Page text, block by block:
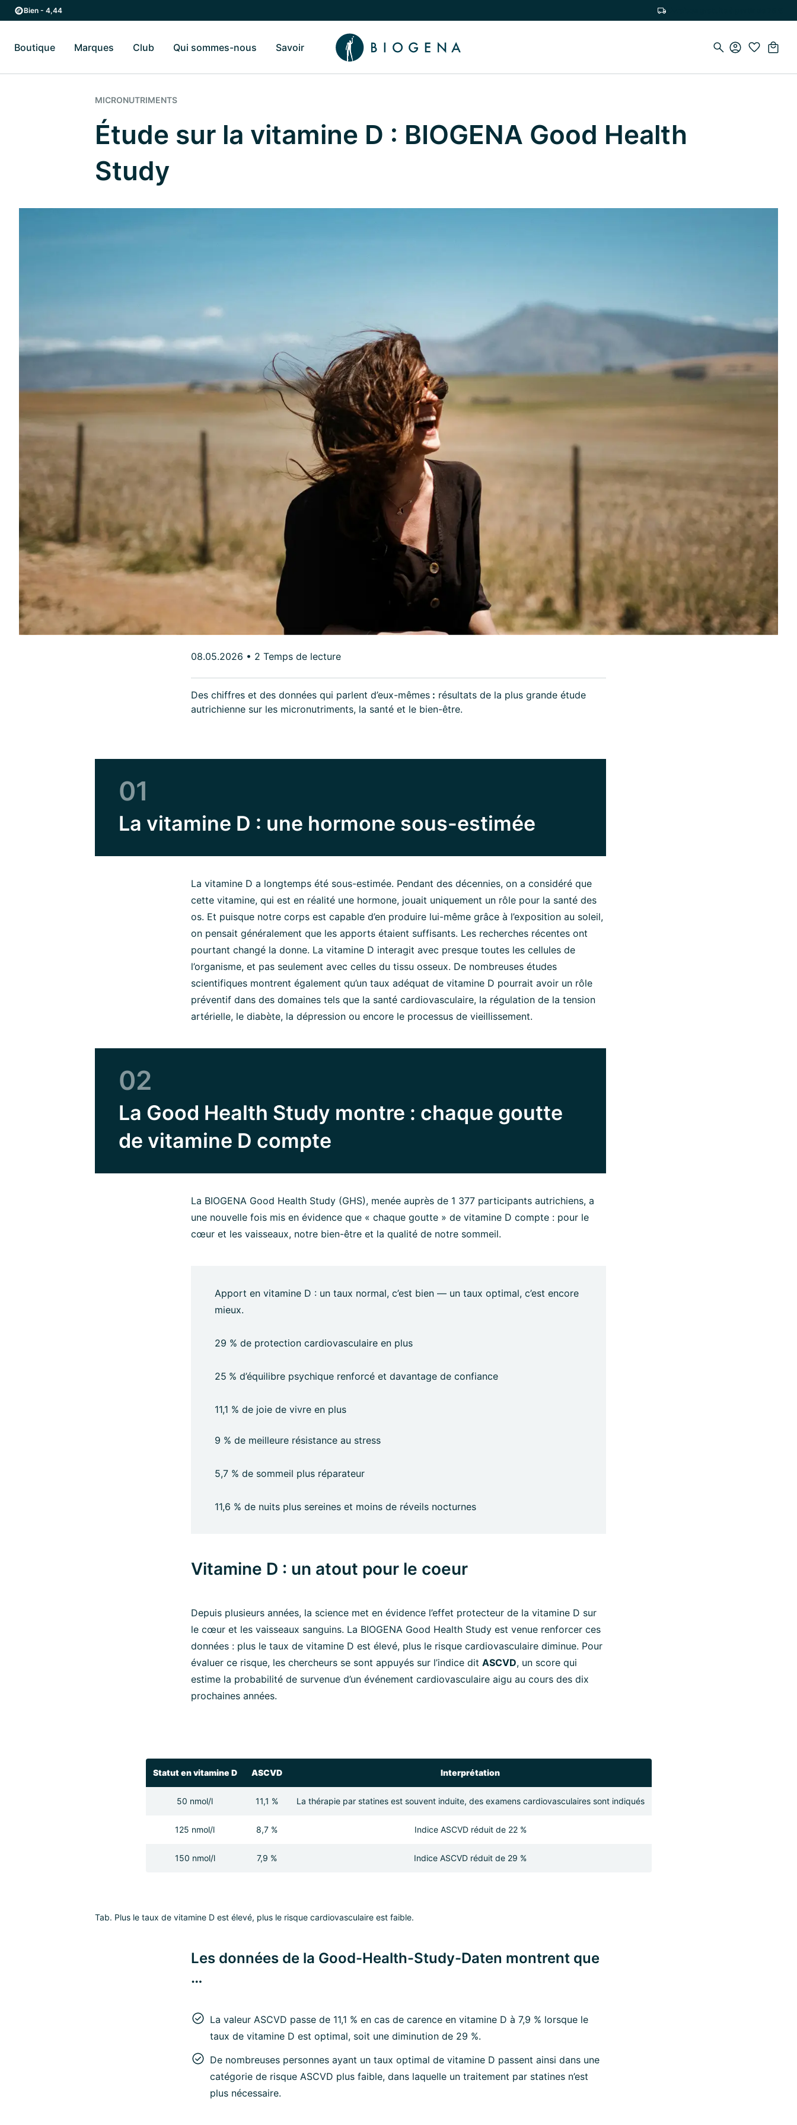
Passer au contenu principal
Passer à la navigation principale
Bien - 4,44
Boutique Basculer vers le sous-menu Boutique
Marques Basculer vers le sous-menu Marques
Club Qui sommes-nous Basculer vers le sous-menu Qui sommes-nous
Savoir Basculer vers le sous-menu Savoir
MICRONUTRIMENTS
Étude sur la vitamine D : BIOGENA Good Health
Study
08.05.2026 • 2 Temps de lecture
Des chiffres et des données qui parlent d’eux-mêmes : résultats de la plus grande étude
autrichienne sur les micronutriments, la santé et le bien-être.
01
La vitamine D : une hormone sous-estimée
La vitamine D a longtemps été sous-estimée. Pendant des décennies, on a considéré que
cette vitamine, qui est en réalité une hormone, jouait uniquement un rôle pour la santé des
os. Et puisque notre corps est capable d’en produire lui-même grâce à l’exposition au soleil,
on pensait généralement que les apports étaient suffisants. Les recherches récentes ont
pourtant changé la donne. La vitamine D interagit avec presque toutes les cellules de
l’organisme, et pas seulement avec celles du tissu osseux. De nombreuses études
scientifiques montrent également qu’un taux adéquat de vitamine D pourrait avoir un rôle
préventif dans des domaines tels que la santé cardiovasculaire, la régulation de la tension
artérielle, le diabète, la dépression ou encore le processus de vieillissement.
02
La Good Health Study montre : chaque goutte
de vitamine D compte
La BIOGENA Good Health Study (GHS), menée auprès de 1 377 participants autrichiens, a
une nouvelle fois mis en évidence que « chaque goutte » de vitamine D compte : pour le
cœur et les vaisseaux, notre bien-être et la qualité de notre sommeil.
Apport en vitamine D : un taux normal, c’est bien — un taux optimal, c’est encore
mieux.
29 % de protection cardiovasculaire en plus
25 % d’équilibre psychique renforcé et davantage de confiance
11,1 % de joie de vivre en plus
9 % de meilleure résistance au stress
5,7 % de sommeil plus réparateur
11,6 % de nuits plus sereines et moins de réveils nocturnes
Vitamine D : un atout pour le coeur
Depuis plusieurs années, la science met en évidence l’effet protecteur de la vitamine D sur
le cœur et les vaisseaux sanguins. La BIOGENA Good Health Study est venue renforcer ces
données : plus le taux de vitamine D est élevé, plus le risque cardiovasculaire diminue. Pour
évaluer ce risque, les chercheurs se sont appuyés sur l’indice dit ASCVD, un score qui
estime la probabilité de survenue d’un événement cardiovasculaire aigu au cours des dix
prochaines années.
Statut en vitamine D ASCVD Interprétation
50 nmol/l 11,1 % La thérapie par statines est souvent induite, des examens cardiovasculaires sont indiqués
125 nmol/l 8,7 % Indice ASCVD réduit de 22 %
150 nmol/l 7,9 % Indice ASCVD réduit de 29 %
Tab. Plus le taux de vitamine D est élevé, plus le risque cardiovasculaire est faible.
Les données de la Good-Health-Study-Daten montrent que
…
La valeur ASCVD passe de 11,1 % en cas de carence en vitamine D à 7,9 % lorsque le
taux de vitamine D est optimal, soit une diminution de 29 %.
De nombreuses personnes ayant un taux optimal de vitamine D passent ainsi dans une
catégorie de risque ASCVD plus faible, dans laquelle un traitement par statines n’est
plus nécessaire.